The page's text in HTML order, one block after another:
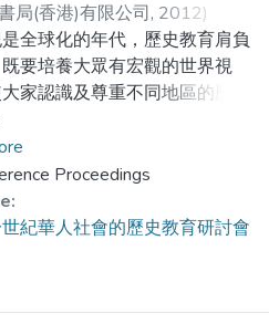
局(香港)有限公司, 2012)
Danny
;Dr. AU Chi Kin
;
全球化的年代，歷史教育肩負
要培養大眾有宏觀的世界視
家認識及尊重不同地區的歷史
養成深遠的眼光和廣闊的胸
被視為既傳承中國傳統文化，
識的重要地方，近年在通識教
的推動下，歷史教育遇到不同
。
Proceedings
紀華人社會的歷史教育研討會